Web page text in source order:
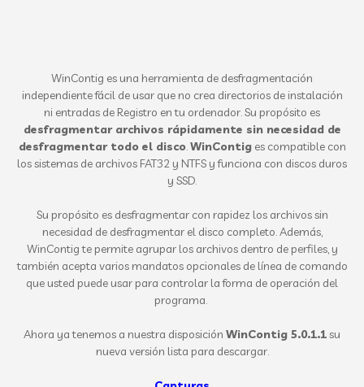
WinContig es una herramienta de desfragmentación
independiente fácil de usar que no crea directorios de instalación
ni entradas de Registro en tu ordenador. Su propósito es
desfragmentar archivos rápidamente sin necesidad de
desfragmentar todo el disco.WinContiges compatible con
los sistemas de archivos FAT32 y NTFS y funciona con discos duros
y SSD.
Su propósito es desfragmentar con rapidez los archivos sin
necesidad de desfragmentar el disco completo. Además,
WinContig te permite agrupar los archivos dentro de perfiles, y
también acepta varios mandatos opcionales de línea de comando
que usted puede usar para controlar la forma de operación del
programa.
Ahora ya tenemos a nuestra disposición WinContig 5.0.1.1su
nueva versión lista para descargar.